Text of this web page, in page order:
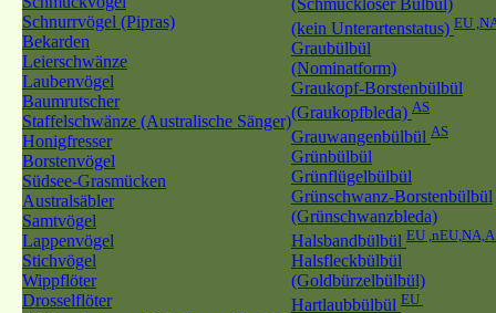
Schnurrvögel (Pipras)
Bekarden
Leierschwänze
Laubenvögel
Baumrutscher
Staffelschwänze (Australische Sänger)
Honigfresser
Borstenvögel
Südsee-Grasmücken
Australsäbler
Samtvögel
Lappenvögel
Stichvögel
Wippflöter
Drosselflöter
(Schmuckloser Bülbül)
(kein Unterartenstatus) EU
Graubülbül
(Nominatform)
Graukopf-Borstenbülbül
(Graukopfbleda) AS
Grauwangenbülbül AS
Grünbülbül
Grünflügelbülbül
Grünschwanz-Borstenbülbül
(Grünschwanzbleda)
Halsbandbülbül EU
Halsfleckbülbül
(Goldbürzelbülbül)
Hartlaubbülbül EU